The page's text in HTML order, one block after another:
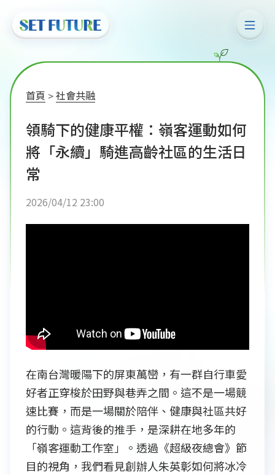
首頁 社會共融
領騎下的健康平權：嶺客運動如何
將「永續」騎進高齡社區的生活日
常
2026/04/12 23:00
在南台灣暖陽下的屏東萬巒，有一群自行車愛
好者正穿梭於田野與巷弄之間。這不是一場競
速比賽，而是一場關於陪伴、健康與社區共好
的行動。這背後的推手，是深耕在地多年的
「嶺客運動工作室」。透過《超級夜總會》節
目的視角，我們看見創辦人朱英彰如何將冰冷